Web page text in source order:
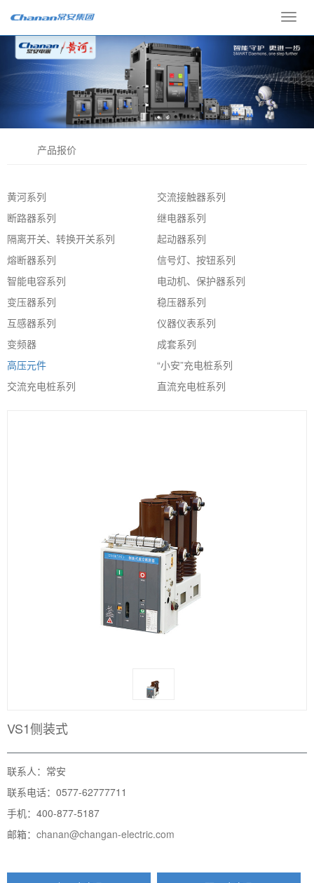
产品报价
黄河系列
交流接触器系列
断路器系列
继电器系列
隔离开关、转换开关系列
起动器系列
熔断器系列
信号灯、按钮系列
智能电容系列
电动机、保护器系列
变压器系列
稳压器系列
互感器系列
仪器仪表系列
变频器
成套系列
高压元件
“小安”充电桩系列
交流充电桩系列
直流充电桩系列
VS1侧装式
联系人：常安
联系电话：0577-62777711
手机：400-877-5187
邮箱： chanan@changan-electric.com